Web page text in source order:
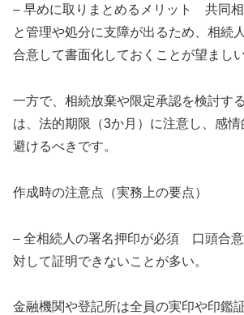
– 早めに取りまとめるメリット 共同
と管理や処分に支障が出るため、相続
合意して書面化しておくことが望ましい
一方で、相続放棄や限定承認を検討す
は、法的期限（3か月）に注意し、感
避けるべきです。
作成時の注意点（実務上の要点）
– 全相続人の署名押印が必須 口頭合
対して証明できないことが多い。
金融機関や登記所は全員の実印や印鑑